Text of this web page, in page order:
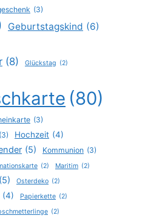
(3)
Geburtstagskind (6)
(8) Glückstag (2)
(80)
(3)
(3) Hochzeit (4)
(5) Kommunion (3)
(2) Maritim (2)
(5) Osterdeko (2)
(4) Papierkette (2)
(2)